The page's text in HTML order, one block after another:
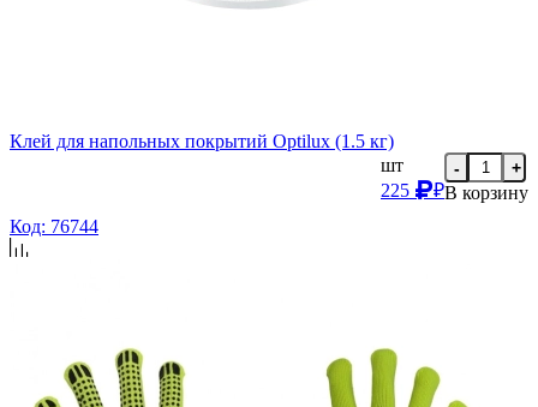
Клей для напольных покрытий Optilux (1.5 кг)
шт
225
₽
- +
В корзину
Код: 76744